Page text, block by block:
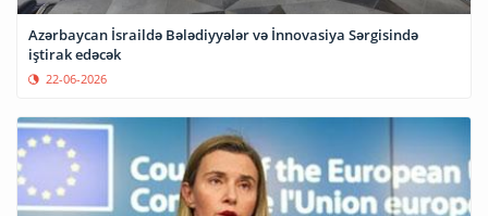
Azərbaycan İsraildə Bələdiyyələr və İnnovasiya Sərgisində
iştirak edəcək
22-06-2026